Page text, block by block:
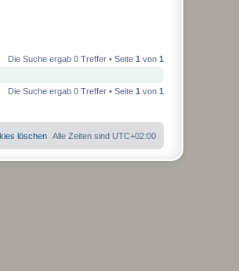
Die Suche ergab 0 Treffer • Seite 1 von 1
Die Suche ergab 0 Treffer • Seite 1 von 1
Alle Zeiten sind UTC+02:00
löschen